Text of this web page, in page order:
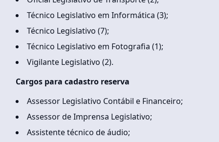
Técnico Legislativo em Informática (3);
Técnico Legislativo (7);
Técnico Legislativo em Fotografia (1);
Vigilante Legislativo (2).
Cargos para cadastro reserva
Assessor Legislativo Contábil e Financeiro;
Assessor de Imprensa Legislativo;
Assistente técnico de áudio;